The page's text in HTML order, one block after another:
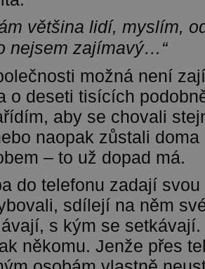
většina lidí, myslím,
nejsem zajímavý…“
možná není
o deseti tisících
aby se chovali
naopak zůstali
– to už dopad má.
do telefonu zadají
sdílejí na něm
s kým se setkávají.
někomu. Jenže přes